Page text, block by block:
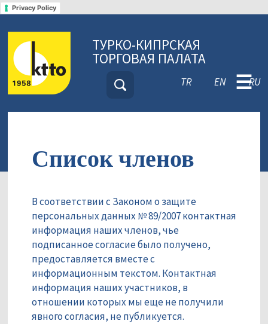
Privacy Policy
ТУРКО-КИПРСКАЯ
ТОРГОВАЯ ПАЛАТА
TR EN RU
☰
Список членов
В соответствии с Законом о защите
персональных данных № 89/2007 контактная
информация наших членов, чье
подписанное согласие было получено,
предоставляется вместе с
информационным текстом. Контактная
информация наших участников, в
отношении которых мы еще не получили
явного согласия, не публикуется.